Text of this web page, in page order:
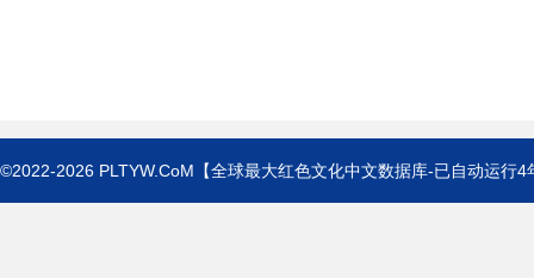
©2022-2026 PLTYW.CoM 【全球最大红色文化中文数据库-已自动运行4